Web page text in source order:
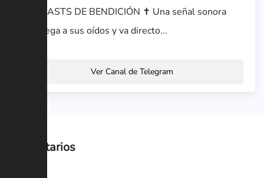
PODCASTS DE BENDICIÓN ✝️ Una señal sonora
que llega a sus oídos y va directo...
Ver Canal de Telegram
Comentarios